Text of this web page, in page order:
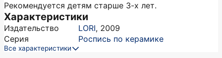
Рекомендуется детям старше 3-х лет.
Характеристики
Издательство LORI, 2009
Серия
Роспись по керамике
Все характеристики